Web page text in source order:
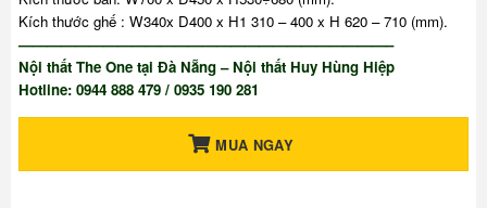
Kích thước ghế : W340x D400 x H1 310 – 400 x H 620 – 710 (mm).
——————————————————————————–
Nội thất The One tại Đà Nẵng – Nội thất Huy Hùng Hiệp
Hotline: 0944 888 479 / 0935 190 281
MUA NGAY